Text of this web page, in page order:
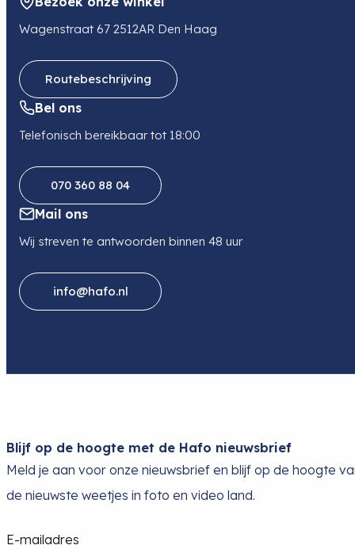
E-mail
trade_fipsb@fujifilm.com
Wagenstraat 67 2512AR Den Haag
Routebeschrijving
Bel ons
Telefonisch bereikbaar tot 18:00
070 360 88 04
Mail ons
Wij streven te antwoorden binnen 48 uur
info@hafo.nl
Blijf op de hoogte met de Hafo nieuwsbrief
Meld je aan voor onze nieuwsbrief en blijf op de hoogte
de nieuwste weetjes in foto en video land.
E-mailadres